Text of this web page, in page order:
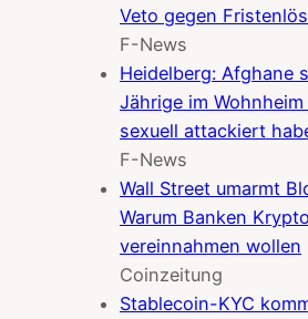
Veto gegen
F-News
Heidelberg: Afghane
Jährige im
sexuell attackiert
F-News
Wall Street umarmt
Warum Banken
vereinnahmen wollen
Coinzeitung
Stablecoin-KYC